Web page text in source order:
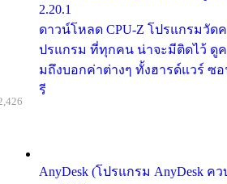
2.20.1
ดาวน์โหลด CPU-Z โปรแกรมวัด
ปรแกรม ที่ทุกคน น่าจะมีติดไว้ ดูค
มถึงบอกค่าต่างๆ ทั้งฮารด์แวร์ ซ
รี
AnyDesk (โปรแกรม AnyDesk ค